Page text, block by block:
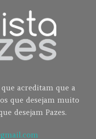
acreditam que a
que desejam muito
desejam Pazes.